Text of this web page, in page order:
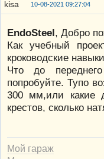
10-08-2021 09:27:04
EndoSteel, Добро
Как учебный
кроководские
Что до
попробуйте. Тупо
300 мм,или какие
крестов, сколько
Мой гараж